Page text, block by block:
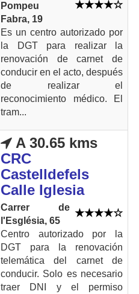
Pompeu
Fabra, 19
Es un centro autorizado por
la DGT para realizar la
renovación de carnet de
conducir en el acto, después
de realizar el
reconocimiento médico. El
tram...
A 30.65 kms
CRC
Castelldefels
Calle Iglesia
Carrer de
l'Església, 65
Centro autorizado por la
DGT para la renovación
telemática del carnet de
conducir. Solo es necesario
traer DNI y el permiso